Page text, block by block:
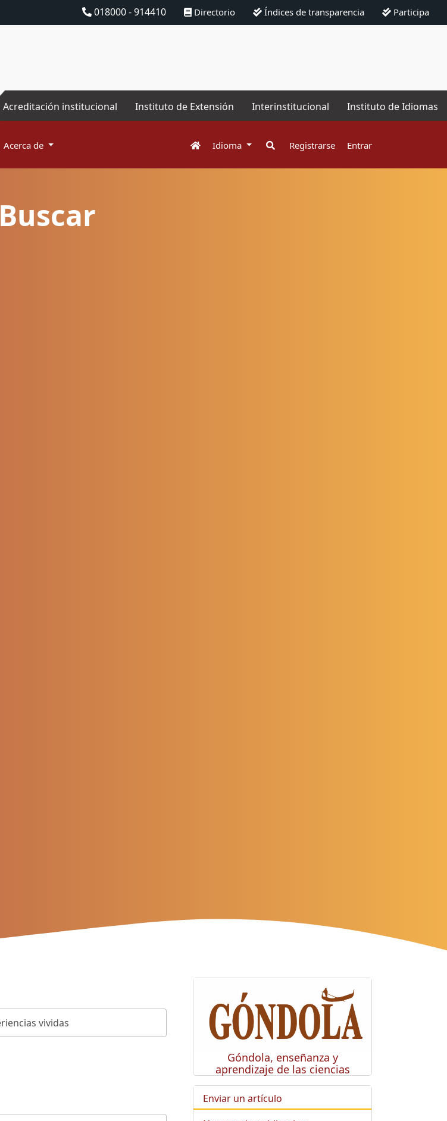
018000 - 914410 Directorio Índices de transparencia Participa
Acreditación institucional Instituto de Extensión Interinstitucional Instituto de Idiomas
Acerca de Idioma Registrarse Entrar
Buscar
Góndola, enseñanza y
aprendizaje de las ciencias
Enviar un artículo